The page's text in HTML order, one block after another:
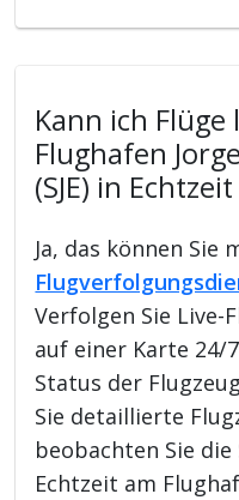
Kann ich
Flughafen
(SJE) in
Ja, das können Sie
Verfolgen Sie Live-
auf einer Karte 24/
Status der
Sie detaillierte
beobachten Sie
Echtzeit am